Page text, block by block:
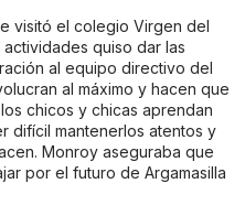
visitó el colegio Virgen del
quiso dar las
al equipo directivo del
al máximo y hacen que
chicos y chicas aprendan
difícil mantenerlos atentos y
Monroy aseguraba que
por el futuro de Argamasilla